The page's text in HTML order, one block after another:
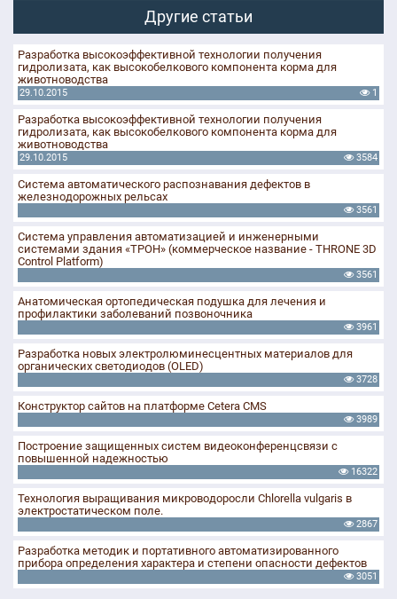
Другие статьи
Разработка высокоэффективной технологии получения
гидролизата, как высокобелкового компонента корма для
животноводства
29.10.2015 1
Разработка высокоэффективной технологии получения
гидролизата, как высокобелкового компонента корма для
животноводства
29.10.2015 3584
Система автоматического распознавания дефектов в
железнодорожных рельсах
3561
Система управления автоматизацией и инженерными
системами здания «ТРОН» (коммерческое название - THRONE 3D
Control Platform)
3561
Анатомическая ортопедическая подушка для лечения и
профилактики заболеваний позвоночника
3961
Разработка новых электролюминесцентных материалов для
органических светодиодов (OLED)
3728
Конструктор сайтов на платформе Cetera CMS
3989
Построение защищенных систем видеоконференцсвязи с
повышенной надежностью
16322
Технология выращивания микроводоросли Chlorella vulgaris в
электростатическом поле.
2867
Разработка методик и портативного автоматизированного
прибора определения характера и степени опасности дефектов
3051